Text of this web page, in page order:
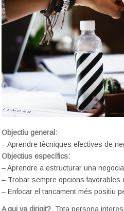
Objectiu general:
– Aprendre tècniques efectives de
Objectius específics:
– Aprendre a estructurar una
– Trobar sempre opcions favorables
– Enfocar el tancament més positiu
A qui va dirigit? Tota persona